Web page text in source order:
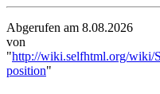
Abgerufen am 8.08.2026
von
"http://wiki.selfhtml.org/wiki/
position"